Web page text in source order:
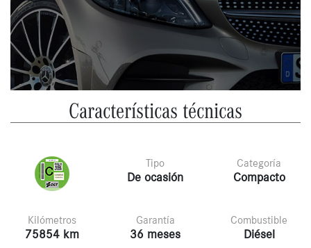
Características técnicas
Tipo
De ocasión
Categoría
Compacto
Kilómetros
75854 km
Garantía
36 meses
Combustible
Diésel